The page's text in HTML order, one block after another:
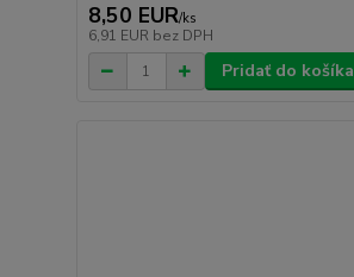
8,50 EUR/ks
6,91 EUR bez DPH
Pridať do košíka